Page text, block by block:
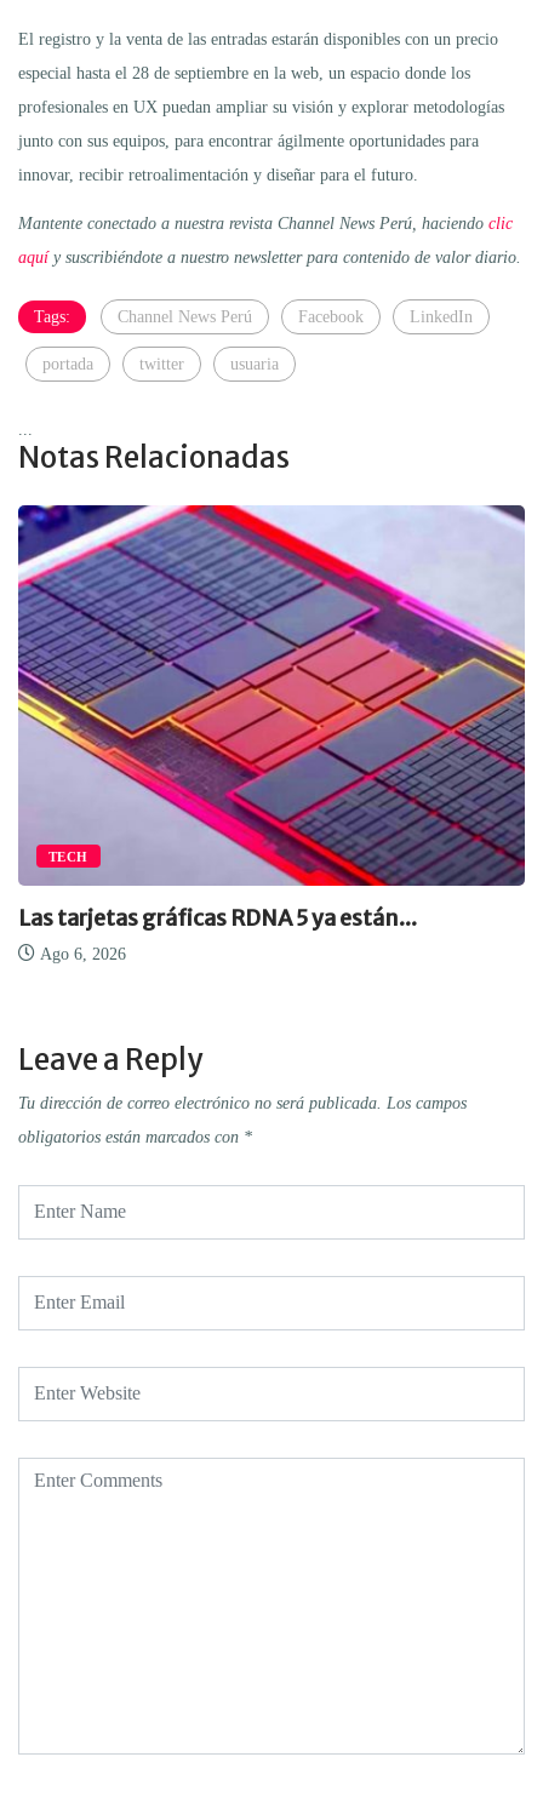
El registro y la venta de las entradas estarán disponibles con un precio
especial hasta el 28 de septiembre en la web, un espacio donde los
profesionales en UX puedan ampliar su visión y explorar metodologías
junto con sus equipos, para encontrar ágilmente oportunidades para
innovar, recibir retroalimentación y diseñar para el futuro.
Mantente conectado a nuestra revista Channel News Perú, haciendo clic
aquíy suscribiéndote a nuestro newsletter para contenido de valor diario.
Tags: Channel News Perú Facebook LinkedIn
portada twitter usuaria
Notas Relacionadas
TECH
Las tarjetas gráficas RDNA 5 ya están...
Ago 6, 2026
Leave a Reply
Tu dirección de correo electrónico no será publicada. Los campos
obligatorios están marcados con *